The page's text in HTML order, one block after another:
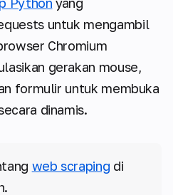
untuk mengambil
Chromium
gerakan mouse,
formulir untuk membuka
dinamis.
web scraping di